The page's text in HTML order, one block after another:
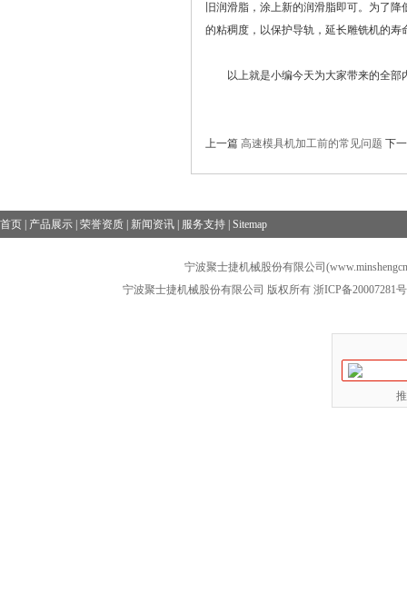
旧润滑脂，涂上新的润滑脂即可。为了
的粘稠度，以保护导轨，延长雕铣机的寿
以上就是小编今天为大家带来的全部
上一篇 高速模具机加工前的常见问题 下
首页 产品展示 荣誉资质 新闻资讯 服务支持 Sitemap
宁波聚士捷机械股份有限公司
宁波聚士捷机械股份有限公司 版权所有 浙ICP备20007281